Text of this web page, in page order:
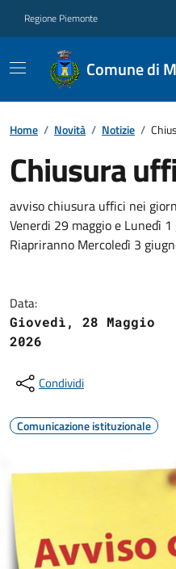
Regione Piemonte
Comune di
Home / Novità / Notizie /
Chiusura
avviso chiusura uffici nei
Venerdi 29 maggio e Lunedì
Riapriranno Mercoledì 3
Data:
Giovedì, 28 Maggio
2026
Condividi
Comunicazione istituzionale